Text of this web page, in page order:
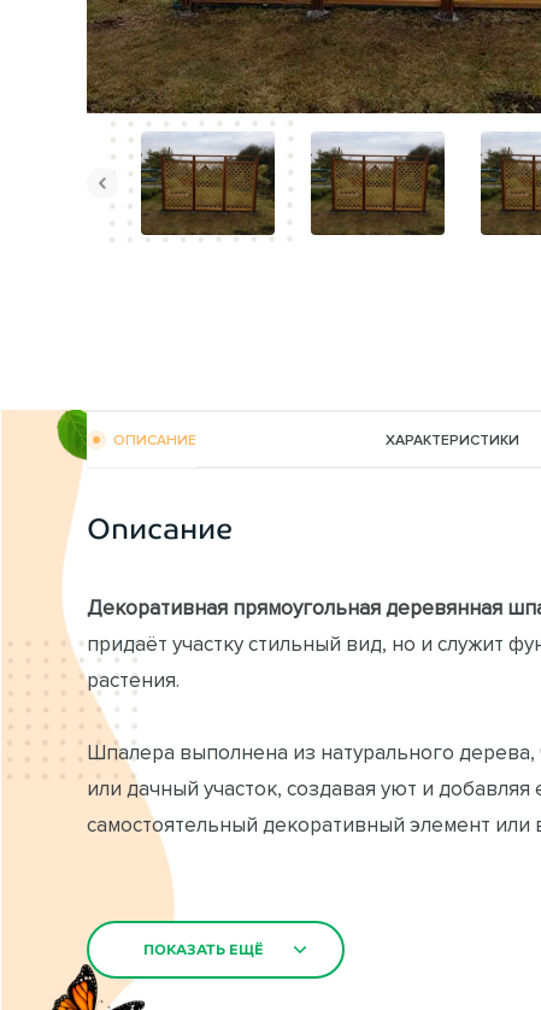
ОПИСАНИЕ ХАРАКТЕРИСТИКИ
Описание
Декоративная прямоугольная деревянная
придаёт участку стильный вид, но и служит
растения.
Шпалера выполнена из натурального
или дачный участок, создавая уют и
самостоятельный декоративный элемент или
Купить или заказать декоративную
выбор шпалер для дачи и сада под ключ по
зелёные зоны.
ПОКАЗАТЬ ЕЩЁ